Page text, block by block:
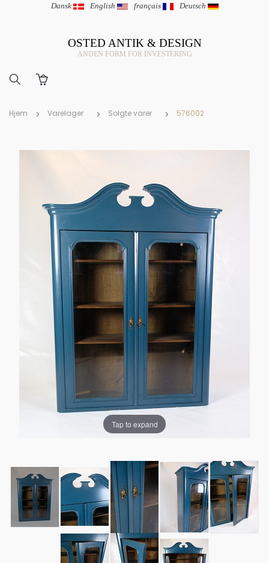
Dansk | English | français | Deutsch
OSTED ANTIK & DESIGN
ANDEN FORM FOR INVESTERING
Hjem Varelager Solgte varer 576002
Tap to expand